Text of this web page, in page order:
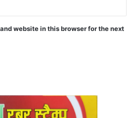
website in this browser for the next